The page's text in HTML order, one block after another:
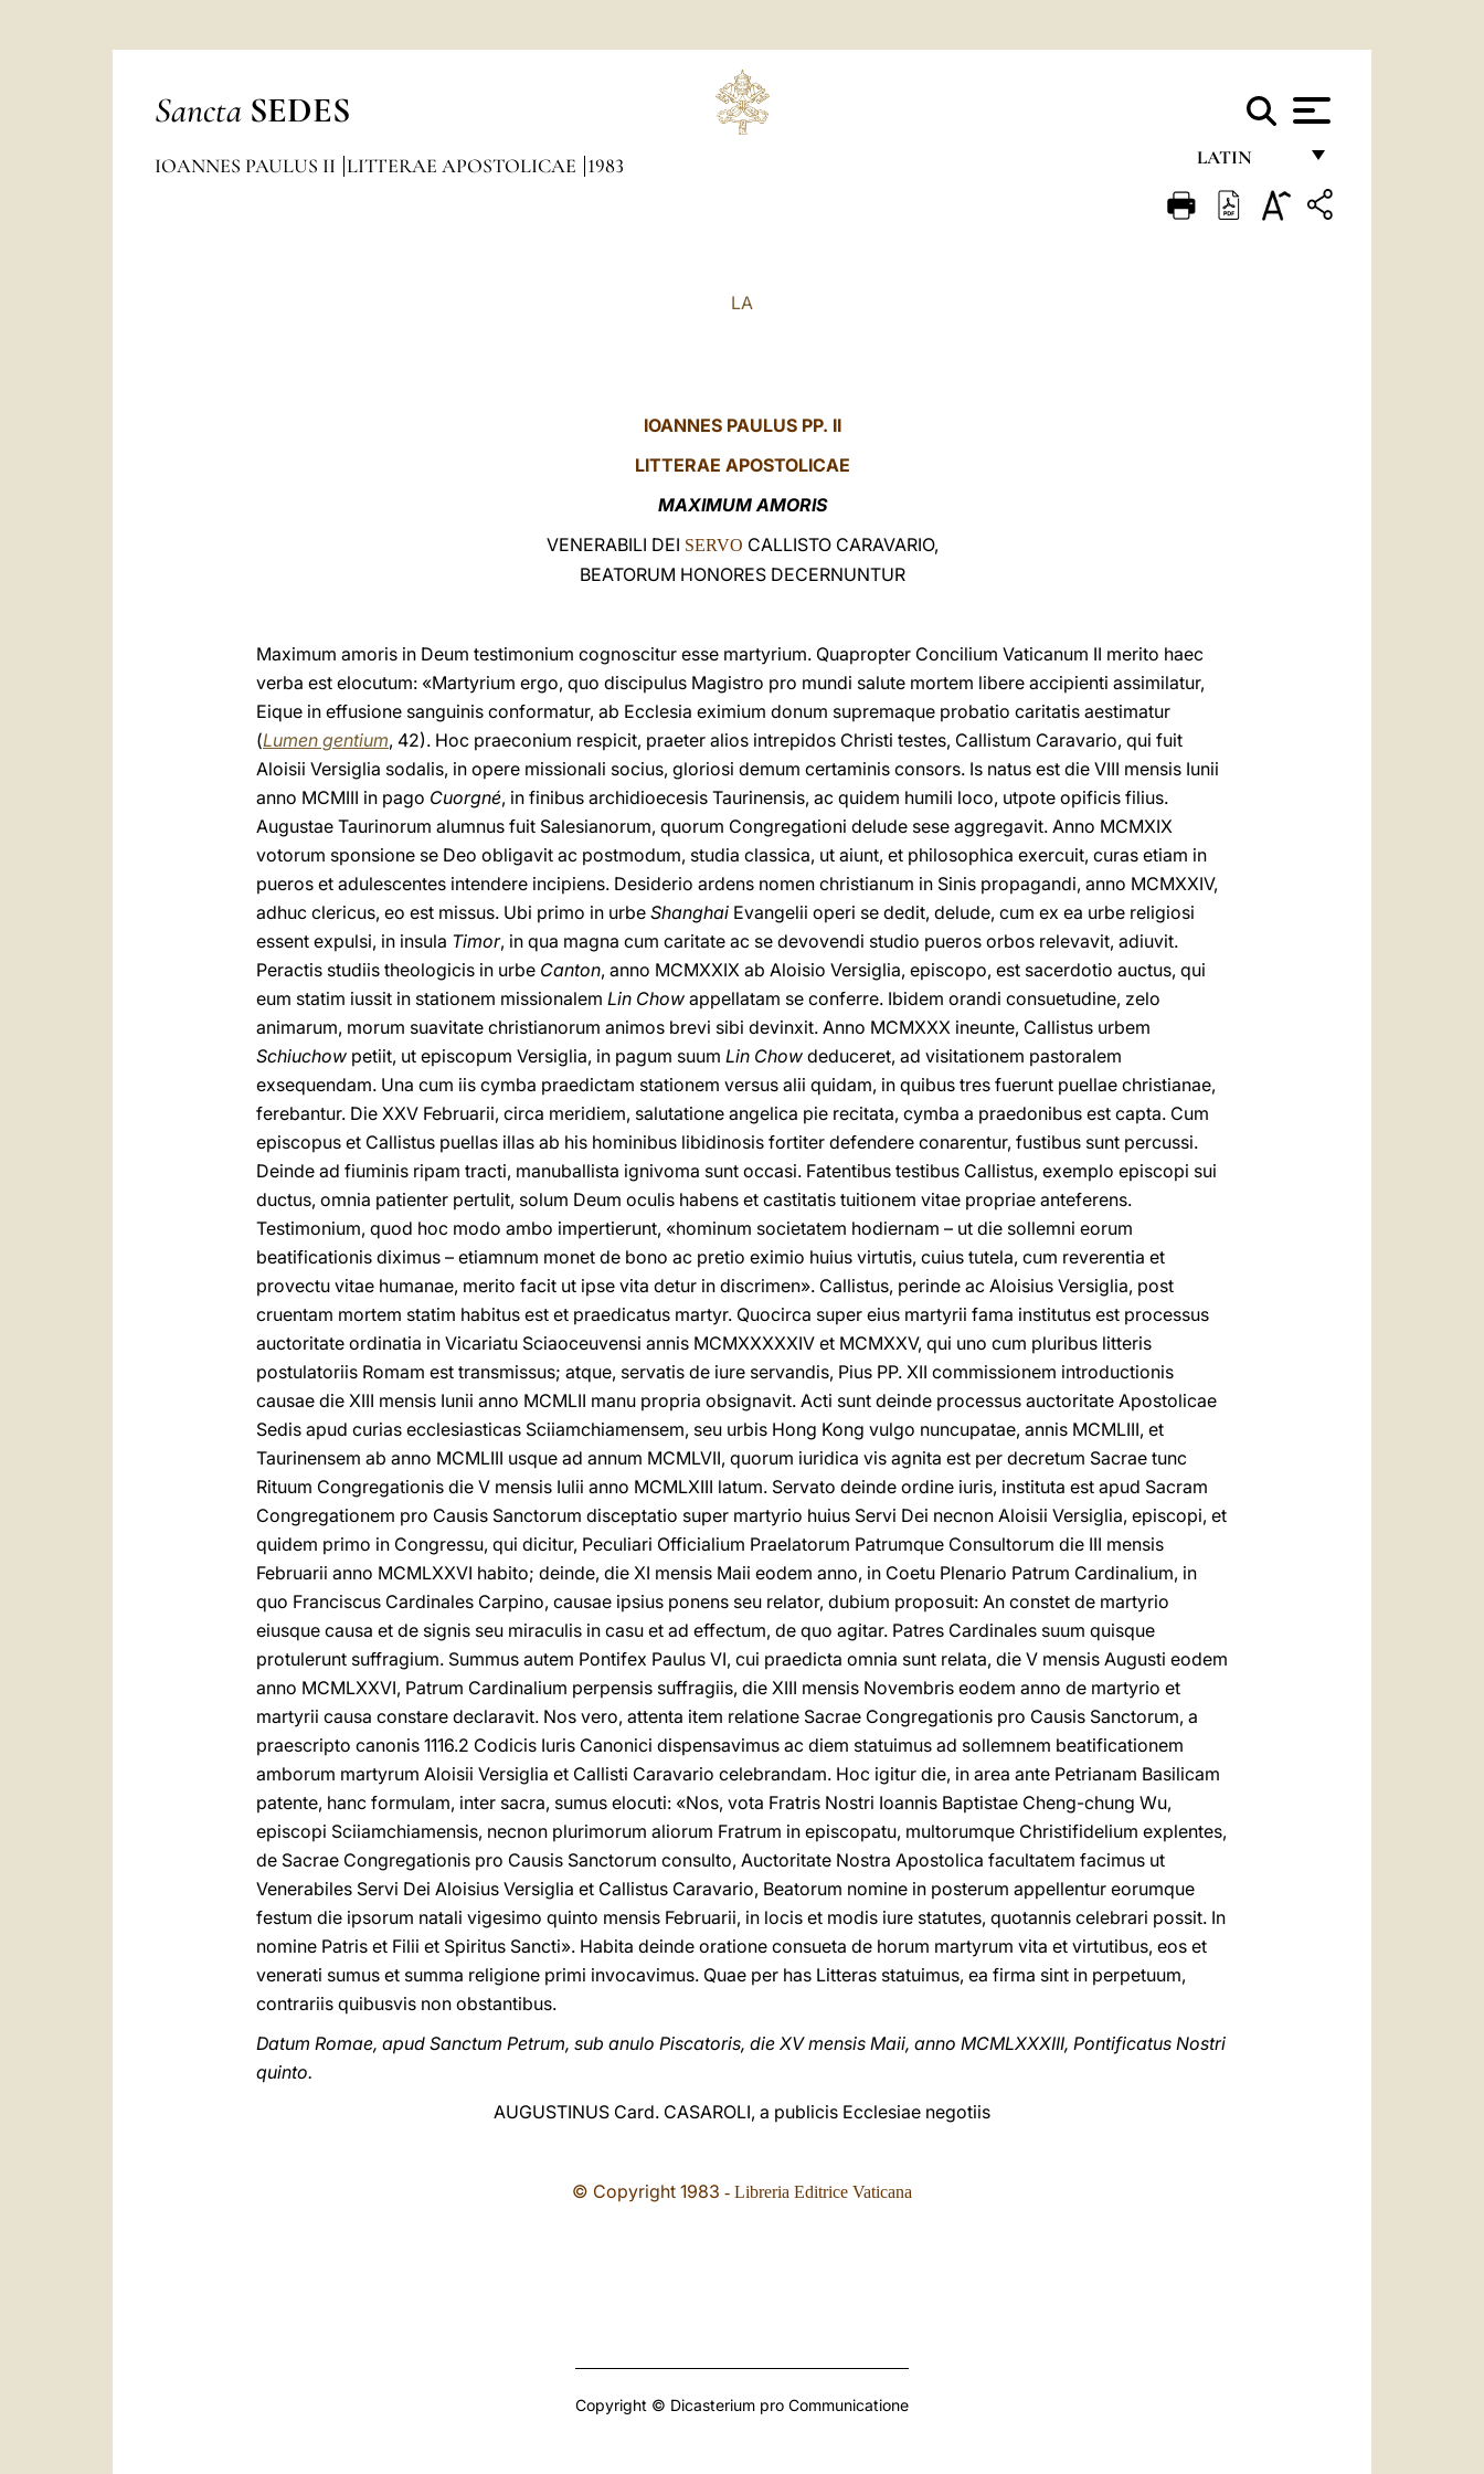
Sancta SEDES
LATIN
FRANÇAIS
IOANNES PAULUS II LITTERAE APOSTOLICAE 1983
LA
IOANNES PAULUS PP. II
LITTERAE APOSTOLICAE
MAXIMUM AMORIS
VENERABILI DEI SERVO CALLISTO CARAVARIO,
BEATORUM HONORES DECERNUNTUR
Maximum amoris in Deum testimonium cognoscitur esse martyrium. Quapropter Concilium Vaticanum II merito haec
verba est elocutum: «Martyrium ergo, quo discipulus Magistro pro mundi salute mortem libere accipienti assimilatur,
Eique in effusione sanguinis conformatur, ab Ecclesia eximium donum supremaque probatio caritatis aestimatur
(Lumen gentium, 42). Hoc praeconium respicit, praeter alios intrepidos Christi testes, Callistum Caravario, qui fuit
Aloisii Versiglia sodalis, in opere missionali socius, gloriosi demum certaminis consors. Is natus est die VIII mensis Iunii
anno MCMIII in pago Cuorgné, in finibus archidioecesis Taurinensis, ac quidem humili loco, utpote opificis filius.
Augustae Taurinorum alumnus fuit Salesianorum, quorum Congregationi delude sese aggregavit. Anno MCMXIX
votorum sponsione se Deo obligavit ac postmodum, studia classica, ut aiunt, et philosophica exercuit, curas etiam in
pueros et adulescentes intendere incipiens. Desiderio ardens nomen christianum in Sinis propagandi, anno MCMXXIV,
adhuc clericus, eo est missus. Ubi primo in urbe Shanghai Evangelii operi se dedit, delude, cum ex ea urbe religiosi
essent expulsi, in insula Timor, in qua magna cum caritate ac se devovendi studio pueros orbos relevavit, adiuvit.
Peractis studiis theologicis in urbe Canton, anno MCMXXIX ab Aloisio Versiglia, episcopo, est sacerdotio auctus, qui
eum statim iussit in stationem missionalem Lin Chow appellatam se conferre. Ibidem orandi consuetudine, zelo
animarum, morum suavitate christianorum animos brevi sibi devinxit. Anno MCMXXX ineunte, Callistus urbem
Schiuchow petiit, ut episcopum Versiglia, in pagum suum Lin Chow deduceret, ad visitationem pastoralem
exsequendam. Una cum iis cymba praedictam stationem versus alii quidam, in quibus tres fuerunt puellae christianae,
ferebantur. Die XXV Februarii, circa meridiem, salutatione angelica pie recitata, cymba a praedonibus est capta. Cum
episcopus et Callistus puellas illas ab his hominibus libidinosis fortiter defendere conarentur, fustibus sunt percussi.
Deinde ad fiuminis ripam tracti, manuballista ignivoma sunt occasi. Fatentibus testibus Callistus, exemplo episcopi sui
ductus, omnia patienter pertulit, solum Deum oculis habens et castitatis tuitionem vitae propriae anteferens.
Testimonium, quod hoc modo ambo impertierunt, «hominum societatem hodiernam – ut die sollemni eorum
beatificationis diximus – etiamnum monet de bono ac pretio eximio huius virtutis, cuius tutela, cum reverentia et
provectu vitae humanae, merito facit ut ipse vita detur in discrimen». Callistus, perinde ac Aloisius Versiglia, post
cruentam mortem statim habitus est et praedicatus martyr. Quocirca super eius martyrii fama institutus est processus
auctoritate ordinatia in Vicariatu Sciaoceuvensi annis MCMXXXXXIV et MCMXXV, qui uno cum pluribus litteris
postulatoriis Romam est transmissus; atque, servatis de iure servandis, Pius PP. XII commissionem introductionis
causae die XIII mensis Iunii anno MCMLII manu propria obsignavit. Acti sunt deinde processus auctoritate Apostolicae
Sedis apud curias ecclesiasticas Sciiamchiamensem, seu urbis Hong Kong vulgo nuncupatae, annis MCMLIII, et
Taurinensem ab anno MCMLIII usque ad annum MCMLVII, quorum iuridica vis agnita est per decretum Sacrae tunc
Rituum Congregationis die V mensis Iulii anno MCMLXIII latum. Servato deinde ordine iuris, instituta est apud Sacram
Congregationem pro Causis Sanctorum disceptatio super martyrio huius Servi Dei necnon Aloisii Versiglia, episcopi, et
quidem primo in Congressu, qui dicitur, Peculiari Officialium Praelatorum Patrumque Consultorum die III mensis
Februarii anno MCMLXXVI habito; deinde, die XI mensis Maii eodem anno, in Coetu Plenario Patrum Cardinalium, in
quo Franciscus Cardinales Carpino, causae ipsius ponens seu relator, dubium proposuit: An constet de martyrio
eiusque causa et de signis seu miraculis in casu et ad effectum, de quo agitar. Patres Cardinales suum quisque
protulerunt suffragium. Summus autem Pontifex Paulus VI, cui praedicta omnia sunt relata, die V mensis Augusti eodem
anno MCMLXXVI, Patrum Cardinalium perpensis suffragiis, die XIII mensis Novembris eodem anno de martyrio et
martyrii causa constare declaravit. Nos vero, attenta item relatione Sacrae Congregationis pro Causis Sanctorum, a
praescripto canonis 1116.2 Codicis Iuris Canonici dispensavimus ac diem statuimus ad sollemnem beatificationem
amborum martyrum Aloisii Versiglia et Callisti Caravario celebrandam. Hoc igitur die, in area ante Petrianam Basilicam
patente, hanc formulam, inter sacra, sumus elocuti: «Nos, vota Fratris Nostri Iοannis Baptistae Cheng-chung Wu,
episcopi Sciiamchiamensis, necnon plurimorum aliorum Fratrum in episcopatu, multorumque Christifidelium explentes,
de Sacrae Congregationis pro Causis Sanctorum consulto, Auctoritate Nostra Apostolica facultatem facimus ut
Venerabiles Servi Dei Aloisius Versiglia et Callistus Caravario, Beatorum nomine in posterum appellentur eorumque
festum die ipsorum natali vigesimo quinto mensis Februarii, in locis et modis iure statutes, quotannis celebrari possit. In
nomine Patris et Filii et Spiritus Sancti». Habita deinde oratione consueta de horum martyrum vita et virtutibus, eos et
venerati sumus et summa religione primi invocavimus. Quae per has Litteras statuimus, ea firma sint in perpetuum,
contrariis quibusvis non obstantibus.
Datum Romae, apud Sanctum Petrum, sub anulo Piscatoris, die XV mensis Maii, anno MCMLXXXIII, Pontificatus Nostri
quinto.
AUGUSTINUS Card. CASAROLI, a publicis Ecclesiae negotiis
© Copyright 1983 - Libreria Editrice Vaticana
Copyright © Dicasterium pro Communicatione